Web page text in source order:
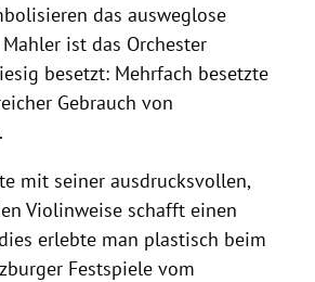
das ausweglose
ist das Orchester
besetzt: Mehrfach besetzte
Gebrauch von
mit seiner ausdrucksvollen,
Violinweise schafft einen
erlebte man plastisch beim
Festspiele vom